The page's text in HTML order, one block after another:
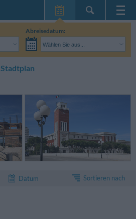
Meine
Reservierungen
Abreisedatum:
Wählen Sie aus...
Stadtplan
Datum Sortieren nach